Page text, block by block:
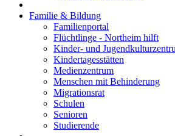
Familie & Bildung
Familienportal
Flüchtlinge - Northeim hilft
Kinder- und
Kindertagesstätten
Medienzentrum
Menschen mit Behinderung
Migrationsrat
Schulen
Senioren
Studierende